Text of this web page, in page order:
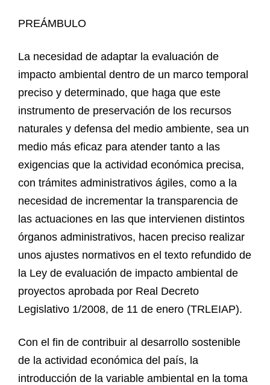
PREÁMBULO
La necesidad de adaptar la evaluación de
impacto ambiental dentro de un marco temporal
preciso y determinado, que haga que este
instrumento de preservación de los recursos
naturales y defensa del medio ambiente, sea un
medio más eficaz para atender tanto a las
exigencias que la actividad económica precisa,
con trámites administrativos ágiles, como a la
necesidad de incrementar la transparencia de
las actuaciones en las que intervienen distintos
órganos administrativos, hacen preciso realizar
unos ajustes normativos en el texto refundido de
la Ley de evaluación de impacto ambiental de
proyectos aprobada por Real Decreto
Legislativo 1/2008, de 11 de enero (TRLEIAP).
Con el fin de contribuir al desarrollo sostenible
de la actividad económica del país, la
introducción de la variable ambiental en la toma